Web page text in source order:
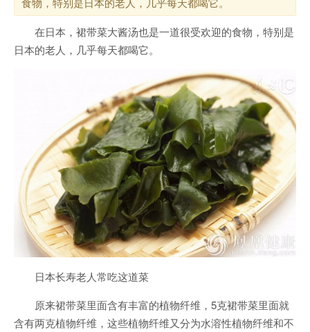
在日本 ，裙带菜大酱汤也是一道很受欢迎的食物，特别是
日本的老人，几乎每天都喝它。
日本长寿老人常吃这道菜
原来裙带菜里面含有丰富的植物纤维，5克裙带菜里面就
含有两克植物纤维，这些植物纤维又分为水溶性植物纤维和不